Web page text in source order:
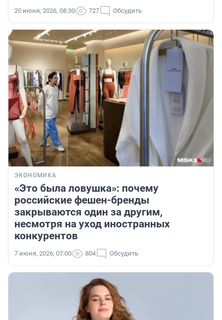
20 июня, 2026, 08:30 727 Обсудить
ЭКОНОМИКА
«Это была ловушка»: почему
российские фешен-бренды
закрываются один за другим,
несмотря на уход иностранных
конкурентов
7 июня, 2026, 07:00 804 Обсудить